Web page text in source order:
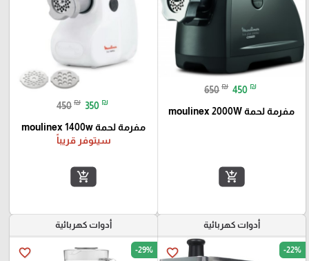
650 ₪ 450 ₪
مفرمة لحمة moulinex 2000W
add_shopping_cart
450 ₪ 350 ₪
مفرمة لحمة moulinex 1400w
سيتوفر قريباً
add_shopping_cart
أدوات كهربائية
favorite_border -22%
أدوات كهربائية
favorite_border -29%